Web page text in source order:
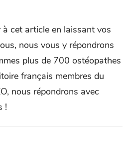
cet article en laissant vos
nous vous y répondrons
plus de 700 ostéopathes
français membres du
nous répondrons avec
!